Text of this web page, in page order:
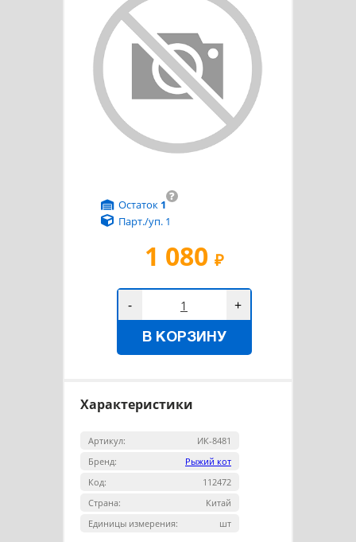
1 080 ₽
?
Остаток 1
Парт./уп. 1
- +
В КОРЗИНУ
Характеристики
Артикул:
ИК-8481
Бренд:
Рыжий кот
Код:
112472
Страна:
Китай
Единицы измерения:
шт